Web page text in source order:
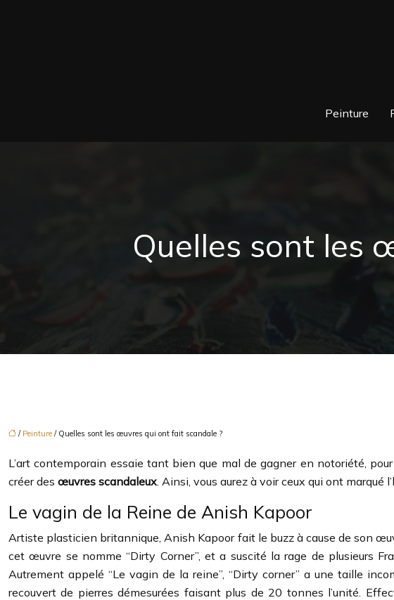
Peinture
Quelles sont les
/ Peinture / Quelles sont les œuvres qui ont fait scandale ?
L’art contemporain essaie tant bien que mal de gagner en notoriété,
créer des œuvres scandaleux. Ainsi, vous aurez à voir ceux qui ont marqué
Le vagin de la Reine de Anish Kapoor
Artiste plasticien britannique, Anish Kapoor fait le buzz à cause de son
cet œuvre se nomme “Dirty Corner”, et a suscité la rage de plusieurs
Autrement appelé “Le vagin de la reine”, “Dirty corner” a une taille
recouvert de pierres démesurées faisant plus de 20 tonnes l’unité.